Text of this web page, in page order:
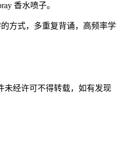
香水喷子。
方式，多重复背诵，高频率学
未经许可不得转载，如有发现